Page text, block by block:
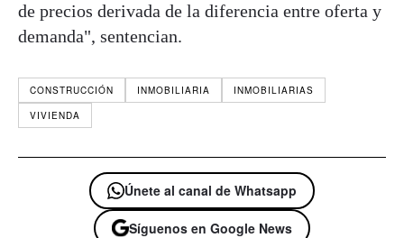
de precios derivada de la diferencia entre oferta y
demanda", sentencian.
CONSTRUCCIÓN INMOBILIARIA
INMOBILIARIAS
VIVIENDA
Únete al canal de Whatsapp
Síguenos en Google News